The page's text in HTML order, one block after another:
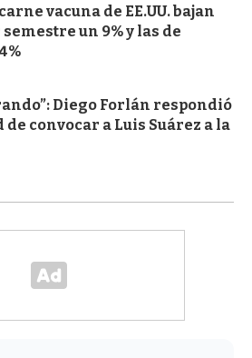
vacuna de EE.UU. bajan
un 9% y las de
Diego Forlán respondió
convocar a Luis Suárez a la